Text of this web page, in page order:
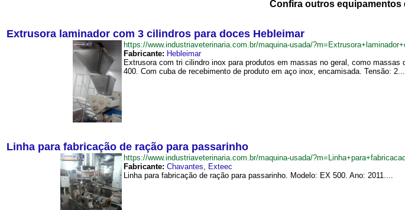
Confira outros equipamentos
Extrusora laminador com 3 cilindros para doces Hebleimar
https://www.industriaveterinaria.com.br/maquina-usada/
Fabricante: Hebleimar
Extrusora com tri cilindro inox para produtos em massas no geral, como
400. Com cuba de recebimento de produto em aço inox, encamisada. Tensão: 2...
Linha para fabricação de ração para passarinho
https://www.industriaveterinaria.com.br/maquina-usada/
Fabricante: Chavantes, Exteec
Linha para fabricação de ração para passarinho. Modelo: EX 500. Ano: 2011....